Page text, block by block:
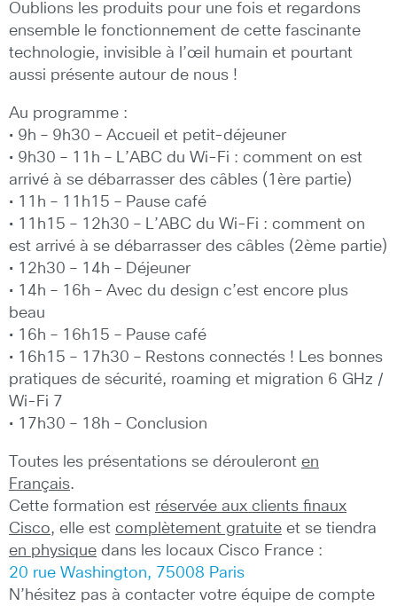
Oublions les produits pour une fois et regardons
ensemble le fonctionnement de cette fascinante
technologie, invisible à l’œil humain et pourtant
aussi présente autour de nous !
Au programme :
• 9h – 9h30 – Accueil et petit-déjeuner
• 9h30 – 11h – L’ABC du Wi-Fi : comment on est
arrivé à se débarrasser des câbles (1ère partie)
• 11h – 11h15 – Pause café
• 11h15 – 12h30 – L’ABC du Wi-Fi : comment on
est arrivé à se débarrasser des câbles (2ème partie)
• 12h30 – 14h – Déjeuner
• 14h – 16h – Avec du design c’est encore plus
beau
• 16h – 16h15 – Pause café
• 16h15 – 17h30 – Restons connectés ! Les bonnes
pratiques de sécurité, roaming et migration 6 GHz /
Wi-Fi 7
• 17h30 – 18h – Conclusion
Toutes les présentations se dérouleront en
Français.
Cette formation est réservée aux clients finaux
Cisco, elle est complètement gratuite et se tiendra
en physique dans les locaux Cisco France :
20 rue Washington, 75008 Paris
N’hésitez pas à contacter votre équipe de compte